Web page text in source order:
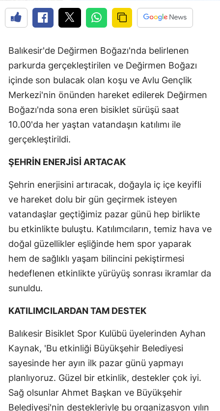
Balıkesir'de Değirmen Boğazı'nda belirlenen
parkurda gerçekleştirilen ve Değirmen Boğazı
içinde son bulacak olan koşu ve Avlu Gençlik
Merkezi'nin önünden hareket edilerek Değirmen
Boğazı'nda sona eren bisiklet sürüşü saat
10.00'da her yaştan vatandaşın katılımı ile
gerçekleştirildi.
ŞEHRİN ENERJİSİ ARTACAK
Şehrin enerjisini artıracak, doğayla iç içe keyifli
ve hareket dolu bir gün geçirmek isteyen
vatandaşlar geçtiğimiz pazar günü hep birlikte
bu etkinlikte buluştu. Katılımcıların, temiz hava ve
doğal güzellikler eşliğinde hem spor yaparak
hem de sağlıklı yaşam bilincini pekiştirmesi
hedeflenen etkinlikte yürüyüş sonrası ikramlar da
sunuldu.
KATILIMCILARDAN TAM DESTEK
Balıkesir Bisiklet Spor Kulübü üyelerinden Ayhan
Kaynak, 'Bu etkinliği Büyükşehir Belediyesi
sayesinde her ayın ilk pazar günü yapmayı
planlıyoruz. Güzel bir etkinlik, destekler çok iyi.
Sağ olsunlar Ahmet Başkan ve Büyükşehir
Belediyesi'nin destekleriyle bu organizasyon yılın